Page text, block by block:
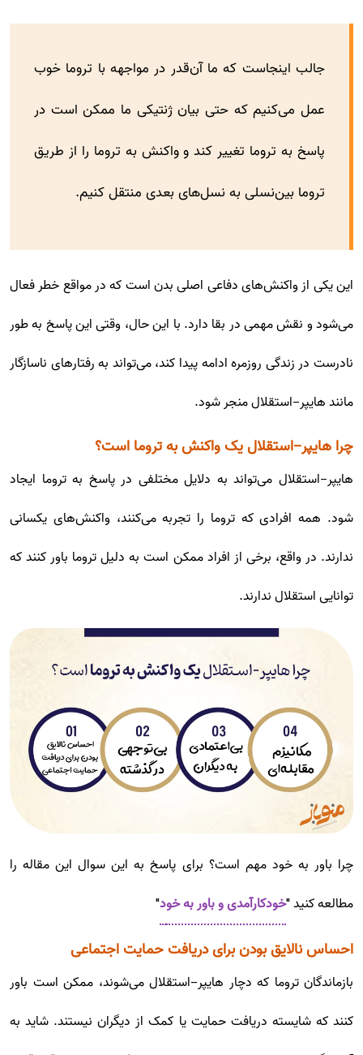
جالب اینجاست که ما آن‌قدر در مواجهه با تروما خوب
عمل می‌کنیم که حتی بیان ژنتیکی ما ممکن است در
پاسخ به تروما تغییر کند و واکنش به تروما را از طریق
تروما بین‌نسلی به نسل‌های بعدی منتقل کنیم.
این یکی از واکنش‌های دفاعی اصلی بدن است که در مواقع خطر فعال
می‌شود و نقش مهمی در بقا دارد. با این حال، وقتی این پاسخ به طور
نادرست در زندگی روزمره ادامه پیدا کند، می‌تواند به رفتارهای ناسازگار
مانند هایپر-استقلال منجر شود.
چرا هایپر-استقلال یک واکنش به تروما است؟
هایپر-استقلال می‌تواند به دلایل مختلفی در پاسخ به تروما ایجاد
شود. همه افرادی که تروما را تجربه می‌کنند، واکنش‌های یکسانی
ندارند. در واقع، برخی از افراد ممکن است به دلیل تروما باور کنند که
توانایی استقلال ندارند.
چرا باور به خود مهم است؟ برای پاسخ به این سوال این مقاله را
مطالعه کنید "خودکارآمدی و باور به خود"
احساس نالایق بودن برای دریافت حمایت اجتماعی
بازماندگان تروما که دچار هایپر-استقلال می‌شوند، ممکن است باور
کنند که شایسته دریافت حمایت یا کمک از دیگران نیستند. شاید به